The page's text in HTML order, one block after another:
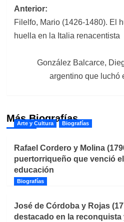
Navegación
de
Anterior:
Filelfo, Mario (1426-1480). El
huella en la Italia renacentista
González Balcarce,
argentino que luchó
Más Biografías
Arte y Cultura Biografías
Rafael Cordero y Molina
puertorriqueño que venció
educación
Biografías
José de Córdoba y Rojas
destacado en la reconquista